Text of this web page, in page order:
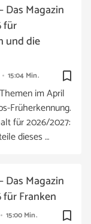
bookmark_border
15:04 Min.
Das Magazin
für
und die
im April
Früherkennung.
für 2026/2027:
dieses …
bookmark_border
15:00 Min.
Das Magazin
Franken